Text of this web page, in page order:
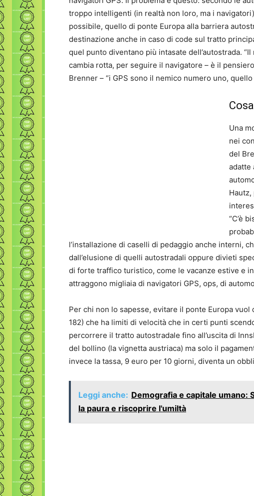
troppo intelligenti (in realtà non loro, ma i
possibile, quello di ponte Europa alla barriera
destinazione anche in caso di code sul tratto
quel punto diventano più intasate dell’autostrada.
cambia rotta, per seguire il navigatore – è il
Brenner – “i GPS sono il nemico numero uno, quello
Una
nei
del
adatte
“C’è
l’installazione di caselli di pedaggio anche interni,
dall’elusione di quelli autostradali oppure divieti
di forte traffico turistico, come le vacanze estive e
attraggono migliaia di navigatori GPS, ops, di
Per chi non lo sapesse, evitare il ponte Europa
182) che ha limiti di velocità che in certi punti
percorrere il tratto autostradale fino all’uscita di
del bollino (la vignetta austriaca) ma solo il
invece la tassa, 9 euro per 10 giorni, diventa un
Leggi anche: Demografia e capitale umano:
la paura e riscoprire l'umiltà